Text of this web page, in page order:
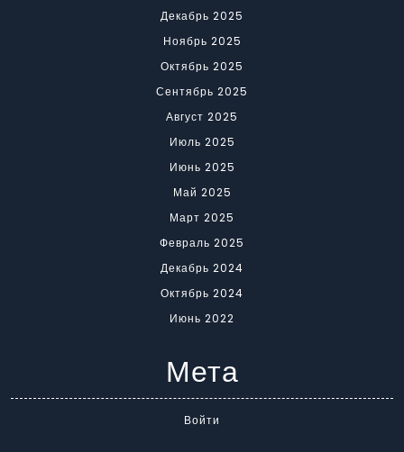
Декабрь 2025
Ноябрь 2025
Октябрь 2025
Сентябрь 2025
Август 2025
Июль 2025
Июнь 2025
Май 2025
Март 2025
Февраль 2025
Декабрь 2024
Октябрь 2024
Июнь 2022
Мета
Войти